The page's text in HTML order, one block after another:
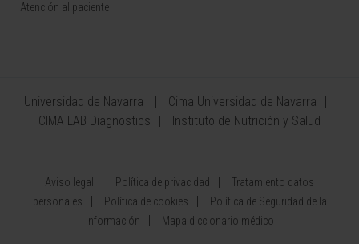
Atención al paciente
Universidad de Navarra
Cima Universidad de Navarra
CIMA LAB Diagnostics
Instituto de Nutrición y Salud
Aviso legal Política de privacidad
Tratamiento datos
personales
Política de cookies
Política de Seguridad de la
Información
Mapa diccionario médico